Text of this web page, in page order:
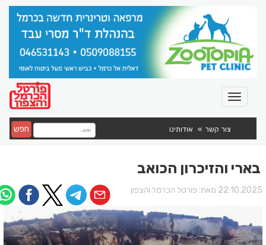
צור קשר אודותינו חפש
בארי והזיכרון הכואב
מאת: פורטל הכרמל והצפון